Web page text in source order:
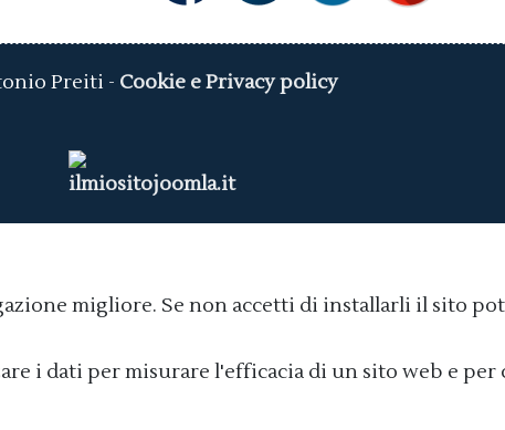
Preiti - Cookie e Privacy policy
migliore. Se non accetti di installarli il sito
i dati per misurare l'efficacia di un sito web e per